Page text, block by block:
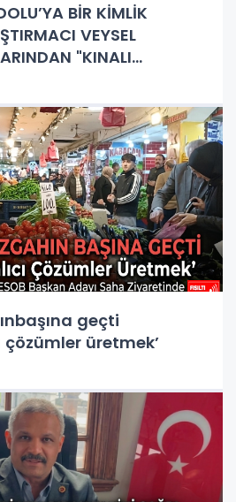
BİR KİMLİK
VEYSEL
"KINALI
geçti
‘Amacımız kalıcı çözümler üretmek’